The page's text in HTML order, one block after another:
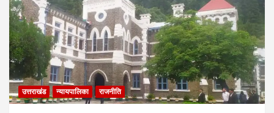
उत्तराखंड न्यायपालिका राजनीति